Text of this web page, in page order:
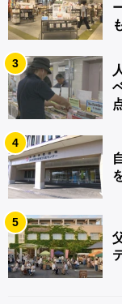
3
4
5